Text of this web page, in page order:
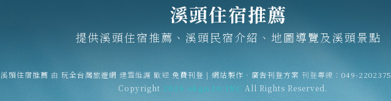
溪頭住宿推薦
提供溪頭住宿推薦、溪頭民宿介紹、地圖導覽及溪頭景點
溪頭住宿推薦 由 玩全台灣旅遊網 建置維護 歡迎 免費刊登 | 網站製作‧廣告刊登方案 刊登專線： 049-2202375
Copyright 2026 okgo.tw INC All Rights Reserved.